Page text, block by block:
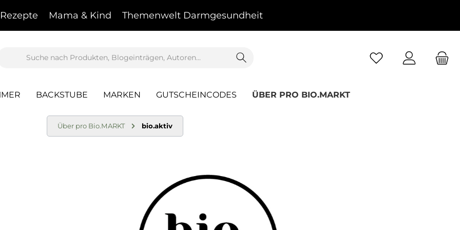
Rezepte Mama & Kind Themenwelt Darmgesundheit
BACKSTUBE MARKEN GUTSCHEINCODES ÜBER PRO BIO.MARKT
Über pro Bio.MARKT bio.aktiv